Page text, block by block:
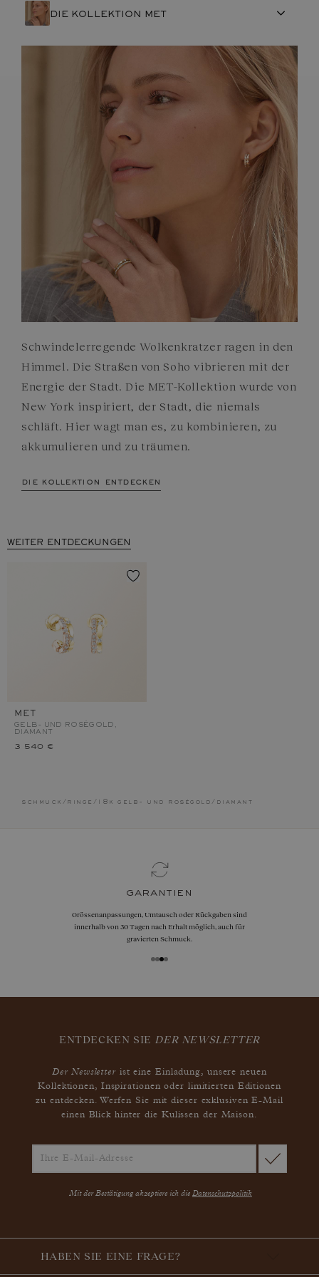
DIE KOLLEKTION MET
FRANZÖSISCHE HANDWERKSKUNST
EDELSTEINE
ENGAGEMENTS
Schwindelerregende Wolkenkratzer ragen in den
Himmel. Die Straßen von Soho vibrieren mit der
Energie der Stadt. Die MET-Kollektion wurde von
New York inspiriert, der Stadt, die niemals
schläft. Hier wagt man es, zu kombinieren, zu
akkumulieren und zu träumen.
die kollektion entdecken
WEITER ENTDECKUNGEN
MET
GELB- UND ROSÉGOLD,
DIAMANT
3 540 €
schmuck / ringe / 18k gelb- und roségold / diamant
garantien
Grössenanpassungen, Umtausch oder Rückgaben sind
innerhalb von 30 Tagen nach Erhalt möglich, auch für
gravierten Schmuck.
ENTDECKEN SIE DER NEWSLETTER
Der Newsletterist eine Einladung, unsere neuen
Kollektionen, Inspirationen oder limitierten Editionen
zu entdecken. Werfen Sie mit dieser exklusiven E-Mail
einen Blick hinter die Kulissen der Maison.
Mit der Bestätigung akzeptiere ich die Datenschutzpolitik
HABEN SIE EINE FRAGE?